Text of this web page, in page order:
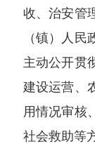
收、治安管
（镇）人民
主动公开贯
建设运营、
用情况审核
社会救助等